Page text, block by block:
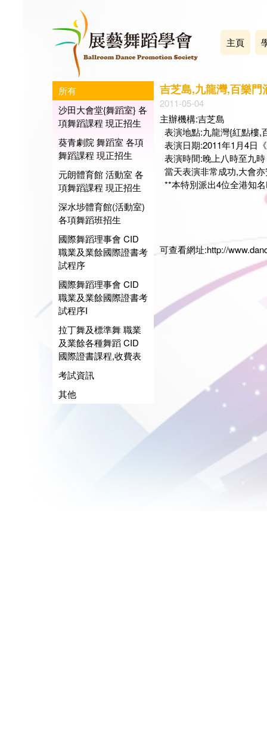
主頁
所有
沙田大會堂{舞蹈室} 各
項舞蹈課程 現正招生
葵青劇院 舞蹈室 各項
舞蹈課程 現正招生
元朗體育館 活動室 各
項舞蹈課程 現正招生
深水埗體育館(活動室)
各項舞蹈班招生
國際舞蹈理事會 CID
職業及業餘國際證書考
試程序
國際舞蹈理事會 CID
職業及業餘國際證書考
試程序I
拉丁舞及標準舞 職業
及業餘各種舞蹈 CID
國際證書課程,收費表
考試資訊
其他
吉芝島,九龍灣,百樂
2011-05-04
主辦機構:吉芝島
表演地點:九龍灣{紅點樓,
表演日期:2011年1月4日
表演時間:晚上八時至九時
當天表演非常成功,大會
**本特別派出4位全港知
可查看網址:http://